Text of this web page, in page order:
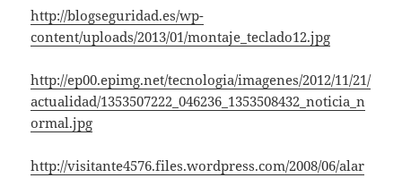
http://blogseguridad.es/wp-
content/uploads/2013/01/montaje_teclado12.jpg
http://ep00.epimg.net/tecnologia/imagenes/2012/11/21/
actualidad/1353507222_046236_1353508432_noticia_n
ormal.jpg
http://visitante4576.files.wordpress.com/2008/06/alar